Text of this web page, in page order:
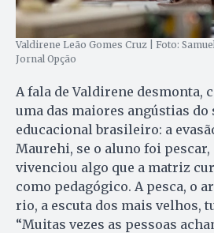
Valdirene Leão Gomes Cruz | Foto:
Jornal Opção
A fala de Valdirene desmonta,
uma das maiores angústias do
educacional brasileiro: a
Maurehi, se o aluno foi pescar,
vivenciou algo que a matriz
como pedagógico. A pesca, o
rio, a escuta dos mais velhos,
“Muitas vezes as pessoas